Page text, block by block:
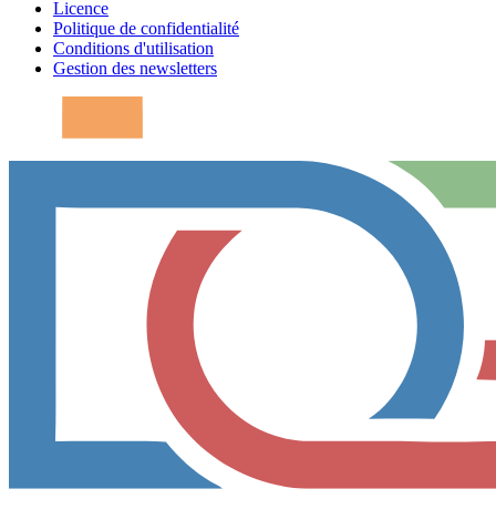
Licence
Politique de confidentialité
Conditions d'utilisation
Gestion des newsletters